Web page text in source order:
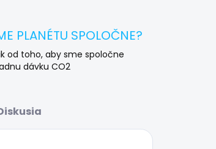
PLANÉTU SPOLOČNE?
od toho, aby sme spoločne
dávku CO2